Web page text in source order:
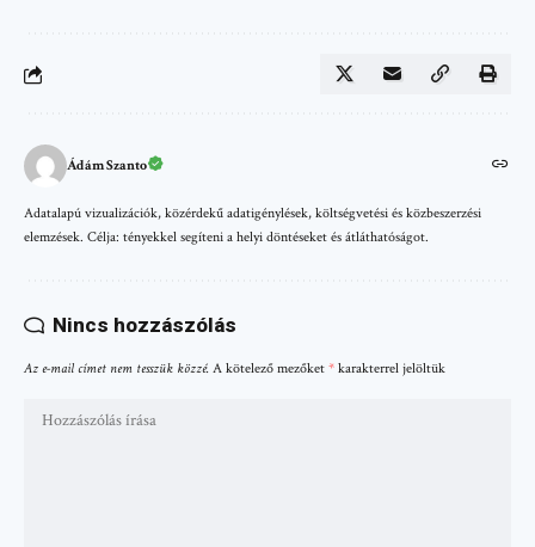
Ádám Szanto
Adatalapú vizualizációk, közérdekű adatigénylések, költségvetési és közbeszerzési
elemzések. Célja: tényekkel segíteni a helyi döntéseket és átláthatóságot.
Nincs hozzászólás
Az e-mail címet nem tesszük közzé. A kötelező mezőket * karakterrel jelöltük